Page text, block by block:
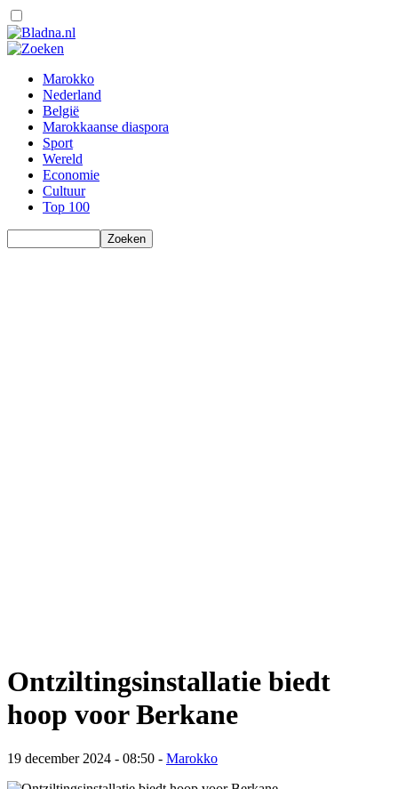
Marokko
Nederland
België
Marokkaanse diaspora
Sport
Wereld
Economie
Cultuur
Top 100
Ontziltingsinstallatie biedt
hoop voor Berkane
19 december 2024 - 08:50 - Marokko